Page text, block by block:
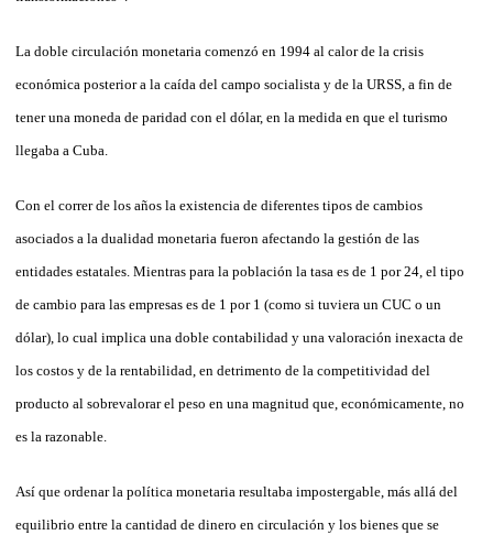
La doble circulación monetaria comenzó en 1994 al calor de la crisis
económica posterior a la caída del campo socialista y de la URSS, a fin de
tener una moneda de paridad con el dólar, en la medida en que el turismo
llegaba a Cuba.
Con el correr de los años la existencia de diferentes tipos de cambios
asociados a la dualidad monetaria fueron afectando la gestión de las
entidades estatales. Mientras para la población la tasa es de 1 por 24, el tipo
de cambio para las empresas es de 1 por 1 (como si tuviera un CUC o un
dólar), lo cual implica una doble contabilidad y una valoración inexacta de
los costos y de la rentabilidad, en detrimento de la competitividad del
producto al sobrevalorar el peso en una magnitud que, económicamente, no
es la razonable.
Así que ordenar la política monetaria resultaba impostergable, más allá del
equilibrio entre la cantidad de dinero en circulación y los bienes que se